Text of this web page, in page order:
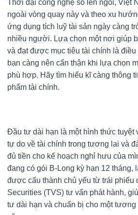
Thời đại công nghệ số lên ngôi, Việt
ngoài vòng quay này và theo xu
ứng dụng tích luỹ tài sản ngày càng
nhiều người. Lựa chọn một nơi giúp
và đạt được mục tiêu tài chính là điều
bạn càng nên cẩn thận khi lựa chọn
phù hợp. Hãy tìm hiểu kĩ càng thông
phẩm tài chính.
Đầu tư dài hạn là một hình thức
tự do về tài chính trong tương lai và
đủ tiền cho kế hoạch nghỉ hưu của
đang có gói B-Long kỳ hạn 12 tháng,
được cấu thành chủ yếu từ trái phiếu
Securities (TVS) tư vấn phát hành,
tư dài hạn và chuẩn bị cho một tương